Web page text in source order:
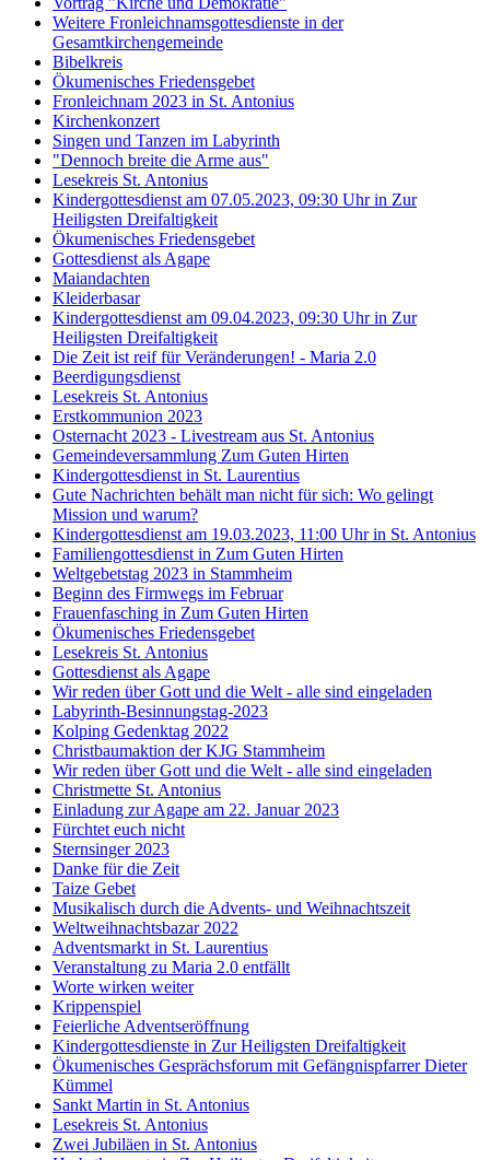
Weitere Fronleichnamsgottesdienste in der
Gesamtkirchengemeinde
Bibelkreis
Ökumenisches Friedensgebet
Fronleichnam 2023 in St. Antonius
Kirchenkonzert
Singen und Tanzen im Labyrinth
"Dennoch breite die Arme aus"
Lesekreis St. Antonius
Kindergottesdienst am 07.05.2023, 09:30 Uhr in Zur
Heiligsten Dreifaltigkeit
Ökumenisches Friedensgebet
Gottesdienst als Agape
Maiandachten
Kleiderbasar
Kindergottesdienst am 09.04.2023, 09:30 Uhr in Zur
Heiligsten Dreifaltigkeit
Die Zeit ist reif für Veränderungen! - Maria 2.0
Beerdigungsdienst
Lesekreis St. Antonius
Erstkommunion 2023
Osternacht 2023 - Livestream aus St. Antonius
Gemeindeversammlung Zum Guten Hirten
Kindergottesdienst in St. Laurentius
Gute Nachrichten behält man nicht für sich: Wo gelingt
Mission und warum?
Kindergottesdienst am 19.03.2023, 11:00 Uhr in St. Antonius
Familiengottesdienst in Zum Guten Hirten
Weltgebetstag 2023 in Stammheim
Beginn des Firmwegs im Februar
Frauenfasching in Zum Guten Hirten
Ökumenisches Friedensgebet
Lesekreis St. Antonius
Gottesdienst als Agape
Wir reden über Gott und die Welt - alle sind eingeladen
Labyrinth-Besinnungstag-2023
Kolping Gedenktag 2022
Christbaumaktion der KJG Stammheim
Wir reden über Gott und die Welt - alle sind eingeladen
Christmette St. Antonius
Einladung zur Agape am 22. Januar 2023
Fürchtet euch nicht
Sternsinger 2023
Danke für die Zeit
Taize Gebet
Musikalisch durch die Advents- und Weihnachtszeit
Weltweihnachtsbazar 2022
Adventsmarkt in St. Laurentius
Veranstaltung zu Maria 2.0 entfällt
Worte wirken weiter
Krippenspiel
Feierliche Adventseröffnung
Kindergottesdienste in Zur Heiligsten Dreifaltigkeit
Ökumenisches Gesprächsforum mit Gefängnispfarrer Dieter
Kümmel
Sankt Martin in St. Antonius
Lesekreis St. Antonius
Zwei Jubiläen in St. Antonius